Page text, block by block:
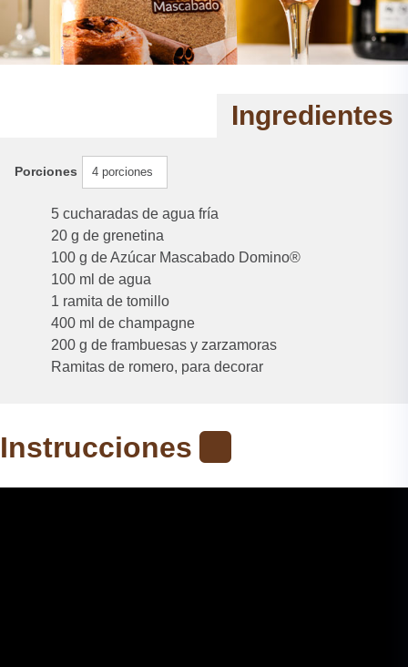
Ingredientes
Porciones 4 porciones
5 cucharadas de agua fría
20 g de grenetina
100 g de Azúcar Mascabado Domino®
100 ml de agua
1 ramita de tomillo
400 ml de champagne
200 g de frambuesas y zarzamoras
Ramitas de romero, para decorar
Instrucciones